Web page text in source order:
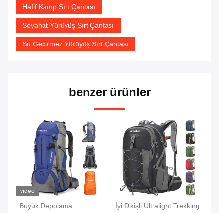
Hafif Kamp Sırt Çantası
Seyahat Yürüyüş Sırt Çantası
Su Geçirmez Yürüyüş Sırt Çantası
benzer ürünler
İyi Dikişli Ultralight Trekking
video
Kuru Cepli Büyük